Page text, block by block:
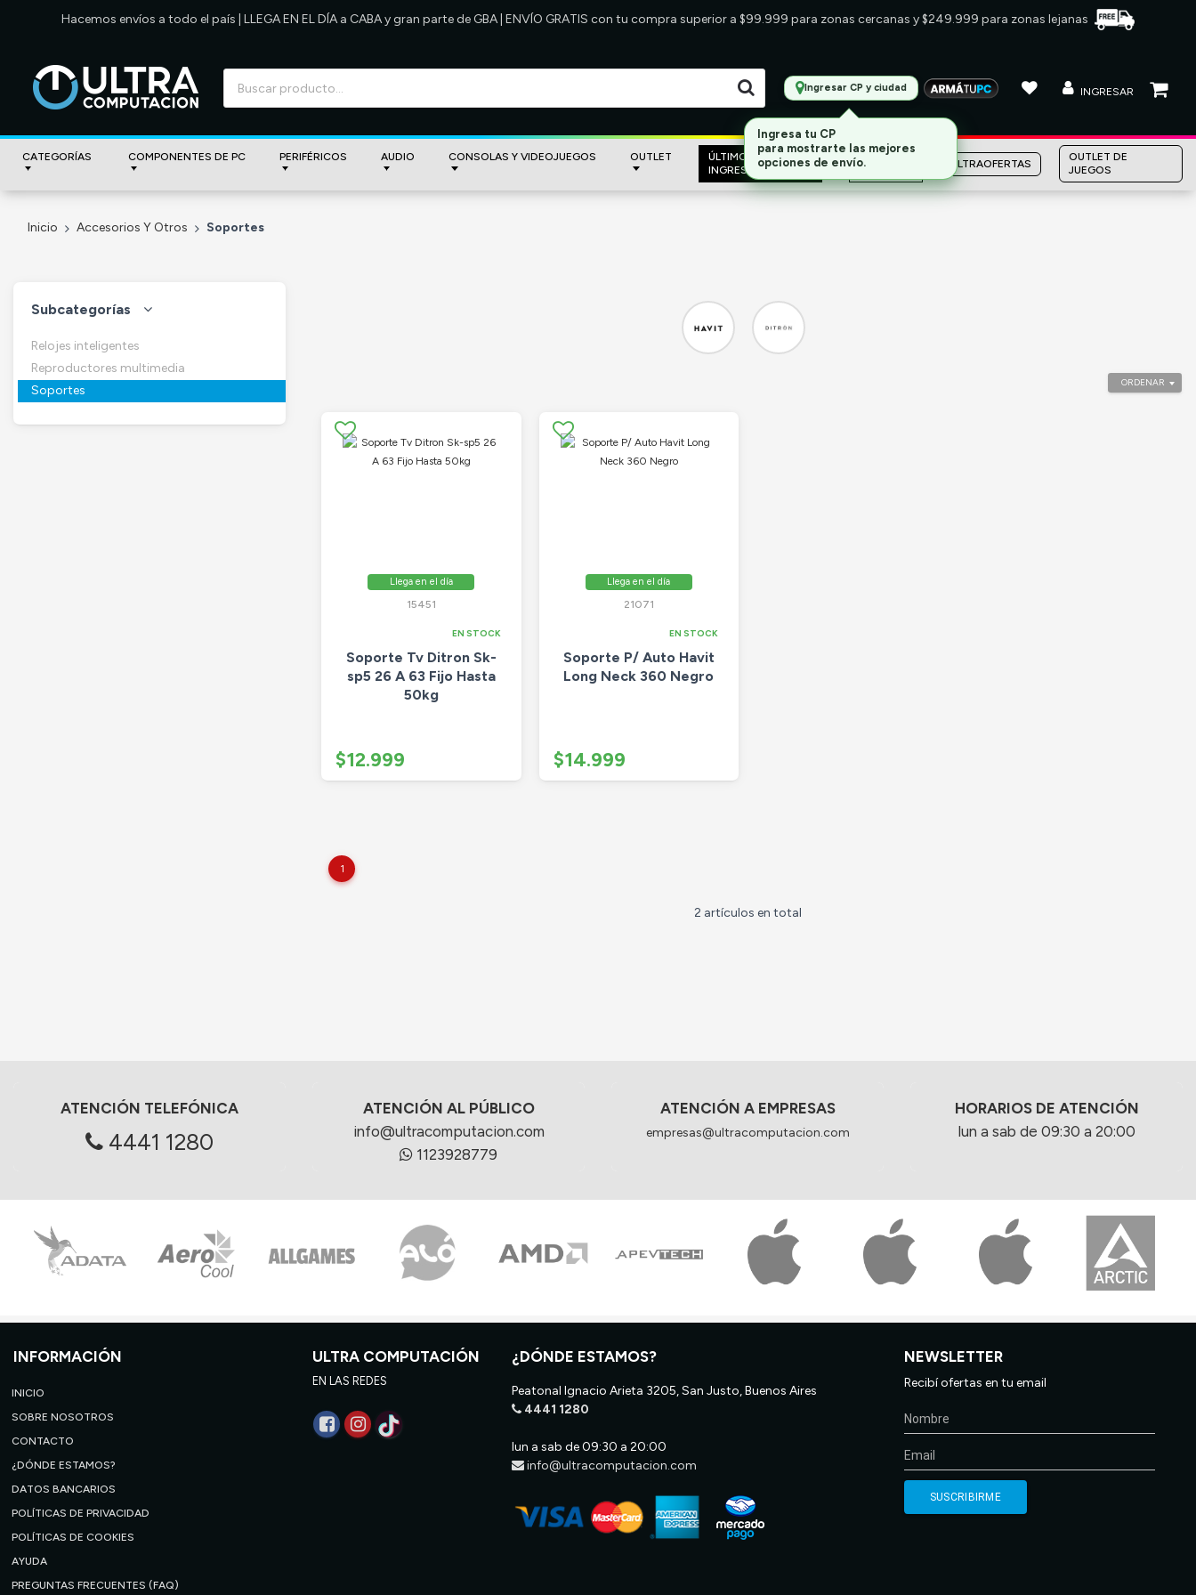
Hacemos envíos a todo el país | LLEGA EN EL DÍA a CABA y gran parte de GBA | ENVÍO GRATIS con tu compra superior a $99.999 para zonas cercanas y $249.999 para zonas lejanas
Ingresar CP y ciudad INGRESAR
CATEGORÍAS COMPONENTES DE PC PERIFÉRICOS AUDIO CONSOLAS Y VIDEOJUEGOS OUTLET
ÚLTIMOS
INGRESOS
MARCAS
ULTRAOFERTAS
OUTLET DE
JUEGOS
Inicio Accesorios Y Otros Soportes
Subcategorías
Relojes inteligentes
Reproductores multimedia
Soportes
ORDENAR
Llega en el día
15451
EN STOCK
Soporte Tv Ditron Sk-
sp5 26 A 63 Fijo Hasta
50kg
$12.999
Llega en el día
21071
EN STOCK
Soporte P/ Auto Havit
Long Neck 360 Negro
$14.999
1
2 artículos en total
ATENCIÓN TELEFÓNICA
4441 1280
ATENCIÓN AL PÚBLICO
info@ultracomputacion.com
1123928779
ATENCIÓN A EMPRESAS
empresas@ultracomputacion.com
HORARIOS DE ATENCIÓN
lun a sab de 09:30 a 20:00
INFORMACIÓN
INICIO
SOBRE NOSOTROS
CONTACTO
¿DÓNDE ESTAMOS?
DATOS BANCARIOS
POLÍTICAS DE PRIVACIDAD
POLÍTICAS DE COOKIES
AYUDA
PREGUNTAS FRECUENTES (FAQ)
ULTRA COMPUTACIÓN
EN LAS REDES
¿DÓNDE ESTAMOS?
Peatonal Ignacio Arieta 3205, San Justo, Buenos Aires
4441 1280
lun a sab de 09:30 a 20:00
info@ultracomputacion.com
NEWSLETTER
Recibí ofertas en tu email